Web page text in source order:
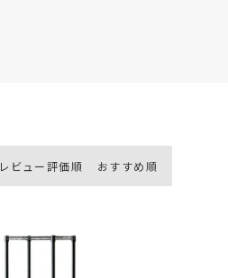
レビュー評価順 おすすめ順